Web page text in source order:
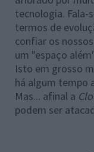
tecnologia. Fala-
termos de
confiar os
um "espaço
Isto em grosso
há algum tempo
Mas... afinal a
podem ser